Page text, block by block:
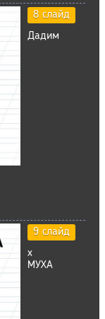
8 слайд
Дадим
9 слайд
х
МУХА